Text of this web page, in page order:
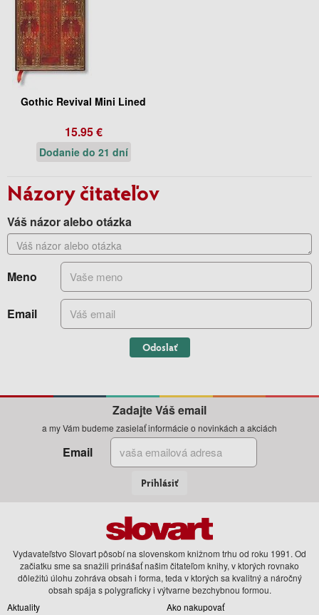
Gothic Revival Mini Lined
15.95 €
Dodanie do 21 dní
Názory čitateľov
Váš názor alebo otázka
Meno
Email
Odoslať
Zadajte Váš email
a my Vám budeme zasielať informácie o novinkách a akciách
Email
Prihlásiť
Vydavateľstvo Slovart pôsobí na slovenskom knižnom trhu od roku 1991. Od
začiatku sme sa snažili prinášať našim čitateľom knihy, v ktorých rovnako
dôležitú úlohu zohráva obsah i forma, teda v ktorých sa kvalitný a náročný
obsah spája s polygraficky i výtvarne bezchybnou formou.
Aktuality
Ako nakupovať